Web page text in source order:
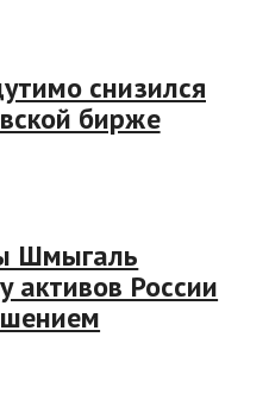
снизился
бирже
Шмыгаль
активов России